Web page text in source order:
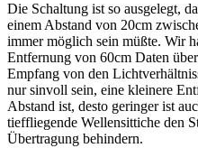
Die Schaltung ist so ausgelegt,
einem Abstand von 20cm
immer möglich sein müßte. Wir
Entfernung von 60cm Daten
Empfang von den
nur sinvoll sein, eine kleinere
Abstand ist, desto geringer ist
tieffliegende Wellensittiche den
Übertragung behindern.